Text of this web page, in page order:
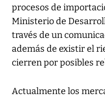
procesos de
Ministerio de
través de un
además de existir el
cierren por posibles
Actualmente los